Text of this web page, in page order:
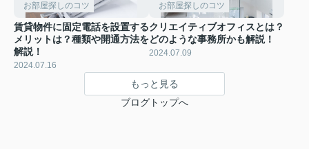
お部屋探しのコツ
賃貸物件に固定電話を設置する
メリットは？種類や開通方法を
解説！
2024.07.16
お部屋探しのコツ
クリエイティブオフィスとは？
どのような事務所かも解説！
2024.07.09
もっと見る
ブログトップへ